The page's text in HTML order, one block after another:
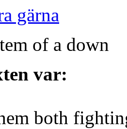
gärna
of a down
var:
both